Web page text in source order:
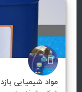
مواد شیمیایی